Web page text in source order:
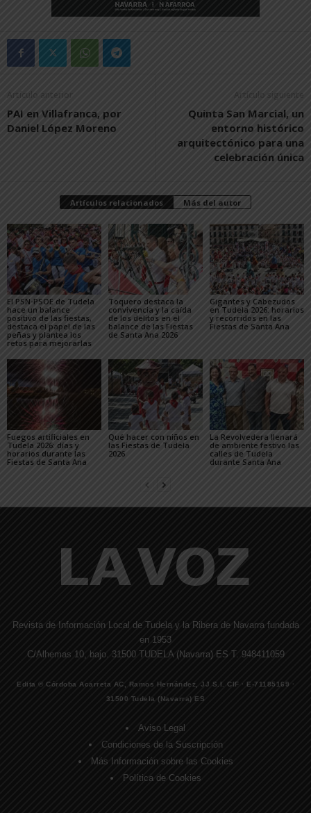
Artículo anterior
PAI en Villafranca, por
Daniel López Moreno
Artículo siguiente
Quinta San Marcial, un
entorno histórico
arquitectónico para una
celebración única
Artículos relacionados Más del autor
El PSN-PSOE de Tudela
hace un balance
positivo de las fiestas,
destaca el papel de las
peñas y plantea los
retos para mejorarlas
Toquero destaca la
convivencia y la caída
de los delitos en el
balance de las Fiestas
de Santa Ana 2026
Gigantes y Cabezudos
en Tudela 2026: horarios
y recorridos en las
Fiestas de Santa Ana
Fuegos artificiales en
Tudela 2026: días y
horarios durante las
Fiestas de Santa Ana
Qué hacer con niños en
las Fiestas de Tudela
2026
La Revolvedera llenará
de ambiente festivo las
calles de Tudela
durante Santa Ana
Revista de Información Local de Tudela y la Ribera de Navarra fundada
en 1953
C/Alhemas 10, bajo. 31500 TUDELA (Navarra) ES T. 948411059
Edita © Córdoba Acarreta AC, Ramos Hernández, JJ S.I. CIF · E-71185169 ·
31500 Tudela (Navarra) ES
Aviso Legal
Condiciones de la Suscripción
Más Información sobre las Cookies
Política de Cookies